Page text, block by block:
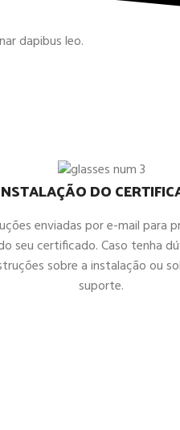
dapibus leo.
DO
enviadas por e-mail para
seu certificado. Caso tenha
sobre a instalação ou
suporte.